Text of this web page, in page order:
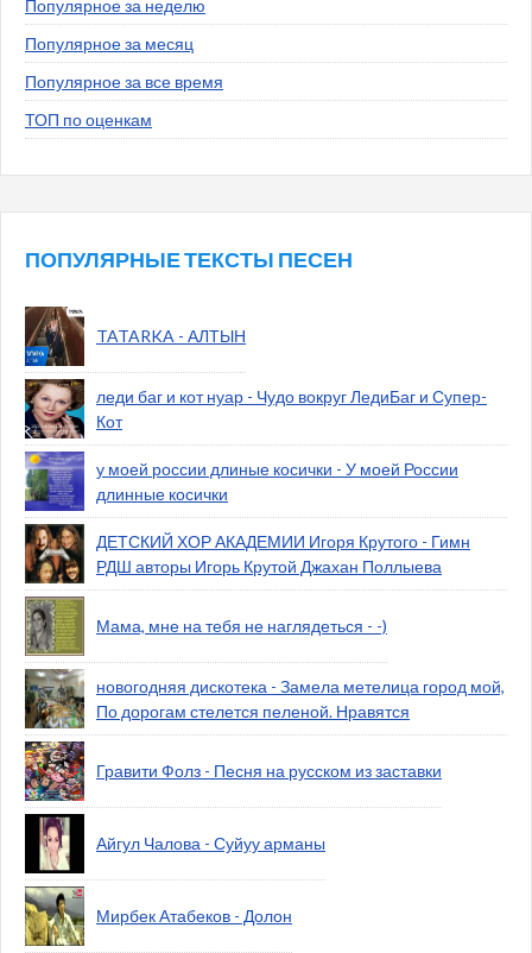
Популярное за неделю
Популярное за месяц
Популярное за все время
ТОП по оценкам
ПОПУЛЯРНЫЕ ТЕКСТЫ ПЕСЕН
TATARKA - АЛТЫН
леди баг и кот нуар - Чудо вокруг ЛедиБаг и Супер-
Кот
у моей россии длиные косички - У моей России
длинные косички
ДЕТСКИЙ ХОР АКАДЕМИИ Игоря Крутого - Гимн
РДШ авторы Игорь Крутой Джахан Поллыева
Мама, мне на тебя не наглядеться - -)
новогодняя дискотека - Замела метелица город мой,
По дорогам стелется пеленой. Нравятся
Гравити Фолз - Песня на русском из заставки
Айгул Чалова - Суйуу арманы
Мирбек Атабеков - Долон